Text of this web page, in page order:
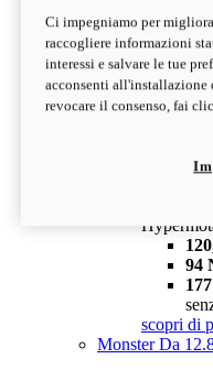
94
configura
94
scopri di
MonsterDa
Ci impegniamo per
raccogliere informazioni
interessi e salvare le tue
acconsenti
revocare il consenso, fai